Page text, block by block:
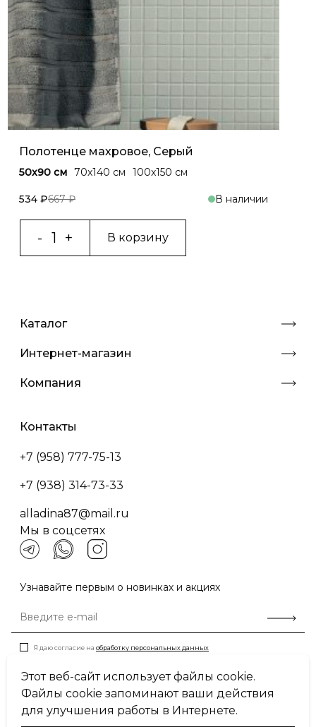
Полотенце махровое, Серый
50x90 см 70x140 cм 100x150 cм
534 ₽667 ₽ В наличии
В корзину
Каталог
Интернет-магазин
Компания
Контакты
+7 (958) 777-75-13
+7 (938) 314-73-33
alladina87@mail.ru
Мы в соцсетях
Узнавайте первым о новинках и акциях
Я даю согласие на обработку персональных данных
Пользовательское соглашение
Политика конфиденциальности
Этот веб-сайт использует файлы cookie.
Файлы cookie запоминают ваши действия
для улучшения работы в Интернете.